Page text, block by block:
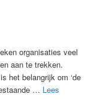
organisaties veel
aan te trekken.
het belangrijk om ‘de
… Lees